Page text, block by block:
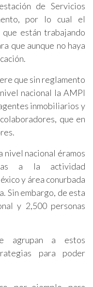
de Servicios
por lo cual el
están trabajando
que aunque no haya
que sin reglamento
nacional la AMPI
inmobiliarios y
que en
nivel nacional éramos
a la actividad
y área conurbada
Sin embargo, de esta
y 2,500 personas
agrupan a estos
para poder